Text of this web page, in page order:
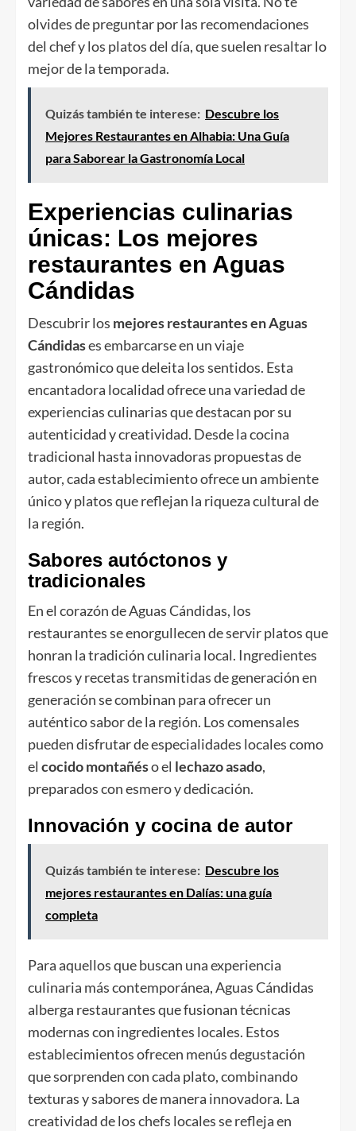
olvides de preguntar por las recomendaciones
del chef y los platos del día, que suelen resaltar lo
mejor de la temporada.
Quizás también te interese: Descubre los
Mejores Restaurantes en Alhabia: Una Guía
para Saborear la Gastronomía Local
Experiencias culinarias
únicas: Los mejores
restaurantes en Aguas
Cándidas
Descubrir los mejores restaurantes en Aguas
Cándidases embarcarse en un viaje
gastronómico que deleita los sentidos. Esta
encantadora localidad ofrece una variedad de
experiencias culinarias que destacan por su
autenticidad y creatividad. Desde la cocina
tradicional hasta innovadoras propuestas de
autor, cada establecimiento ofrece un ambiente
único y platos que reflejan la riqueza cultural de
la región.
Sabores autóctonos y
tradicionales
En el corazón de Aguas Cándidas, los
restaurantes se enorgullecen de servir platos que
honran la tradición culinaria local. Ingredientes
frescos y recetas transmitidas de generación en
generación se combinan para ofrecer un
auténtico sabor de la región. Los comensales
pueden disfrutar de especialidades locales como
el cocido montañéso el lechazo asado,
preparados con esmero y dedicación.
Innovación y cocina de autor
Quizás también te interese: Descubre los
mejores restaurantes en Dalías: una guía
completa
Para aquellos que buscan una experiencia
culinaria más contemporánea, Aguas Cándidas
alberga restaurantes que fusionan técnicas
modernas con ingredientes locales. Estos
establecimientos ofrecen menús degustación
que sorprenden con cada plato, combinando
texturas y sabores de manera innovadora. La
creatividad de los chefs locales se refleja en